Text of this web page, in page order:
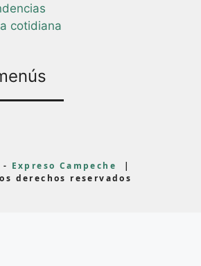
cotidiana
- Expreso Campeche
|
derechos reservados